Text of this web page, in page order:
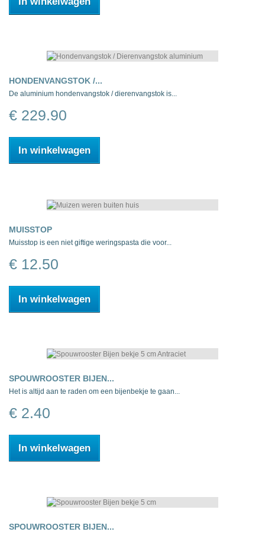
HONDENVANGSTOK /...
De aluminium hondenvangstok / dierenvangstok is...
€ 229.90
In winkelwagen
MUISSTOP
Muisstop is een niet giftige weringspasta die voor...
€ 12.50
In winkelwagen
SPOUWROOSTER BIJEN...
Het is altijd aan te raden om een bijenbekje te gaan...
€ 2.40
In winkelwagen
SPOUWROOSTER BIJEN...